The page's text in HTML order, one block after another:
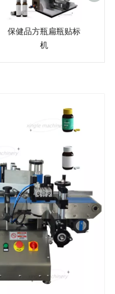
化学饮料玻璃瓶电动
贴标机